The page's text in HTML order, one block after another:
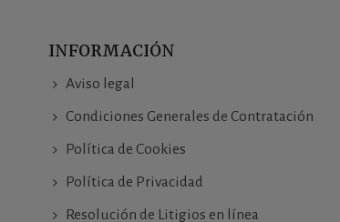
INFORMACIÓN
Aviso legal
Condiciones Generales de Contratación
Política de Cookies
Política de Privacidad
Resolución de Litigios en línea